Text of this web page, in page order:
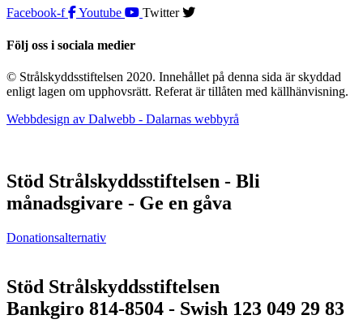
Facebook-f
Youtube Twitter
Följ oss i sociala medier
© Strålskyddsstiftelsen 2020. Innehållet på denna sida är skyddad
enligt lagen om upphovsrätt. Referat är tillåten med källhänvisning.
Webbdesign av Dalwebb - Dalarnas webbyrå
Stöd Strålskyddsstiftelsen - Bli
månadsgivare - Ge en gåva
Donationsalternativ
Stöd Strålskyddsstiftelsen
Bankgiro 814-8504 - Swish 123 049 29 83